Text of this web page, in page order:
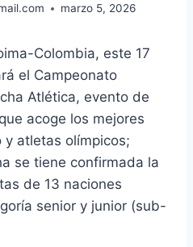
marzo 5, 2026
Colombia, este 17
el Campeonato
Atlética, evento de
acoge los mejores
atletas olímpicos;
se tiene confirmada la
de 13 naciones
senior y junior (sub-